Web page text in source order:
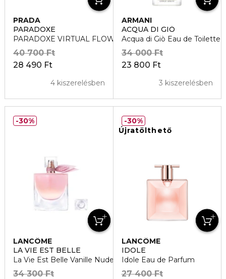
PRADA
PARADOXE
PARADOXE VIRTUAL FLOWER Eau de Parfum
28 490 Ft
40 700 Ft
4 kiszerelésben
ARMANI
ACQUA DI GIÓ
Acqua di Giò Eau de Toilette
23 800 Ft
34 000 Ft
3 kiszerelésben
LANCÔME
LA VIE EST BELLE
La Vie Est Belle Vanille Nude Eau de Parfum
34 300 Ft
30%
Újratölthető
LANCÔME
IDOLE
Idole Eau de Parfum
27 400 Ft
30%